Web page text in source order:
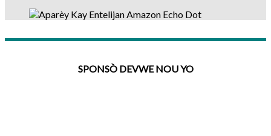
SPONSÒ DEVWE NOU YO